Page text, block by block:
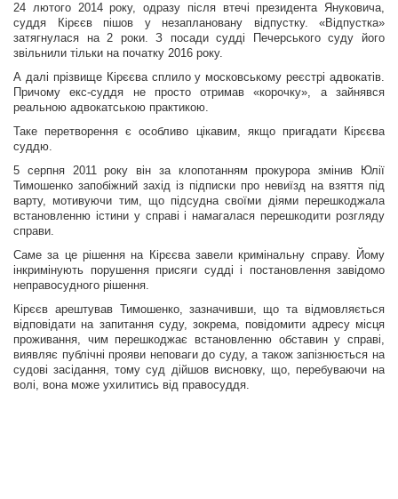
24 лютого 2014 року, одразу після втечі президента Януковича,
суддя Кірєєв пішов у незаплановану відпустку. «Відпустка»
затягнулася на 2 роки. З посади судді Печерського суду його
звільнили тільки на початку 2016 року.
А далі прізвище Кірєєва сплило у московському реєстрі адвокатів.
Причому екс-суддя не просто отримав «корочку», а зайнявся
реальною адвокатською практикою.
Таке перетворення є особливо цікавим, якщо пригадати Кірєєва
суддю.
5 серпня 2011 року він за клопотанням прокурора змінив Юлії
Тимошенко запобіжний захід із підписки про невиїзд на взяття під
варту, мотивуючи тим, що підсудна своїми діями перешкоджала
встановленню істини у справі і намагалася перешкодити розгляду
справи.
Саме за це рішення на Кірєєва завели кримінальну справу. Йому
інкримінують порушення присяги судді і постановлення завідомо
неправосудного рішення.
Кірєєв арештував Тимошенко, зазначивши, що та відмовляється
відповідати на запитання суду, зокрема, повідомити адресу місця
проживання, чим перешкоджає встановленню обставин у справі,
виявляє публічні прояви неповаги до суду, а також запізнюється на
судові засідання, тому суд дійшов висновку, що, перебуваючи на
волі, вона може ухилитись від правосуддя.